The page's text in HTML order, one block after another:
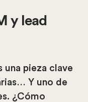
y lead
una pieza clave
Y uno de
¿Cómo